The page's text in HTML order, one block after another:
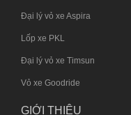
Đại lý vỏ xe Aspira
Lốp xe PKL
Đại lý vỏ xe Timsun
Vỏ xe Goodride
GIỚI THIỆU